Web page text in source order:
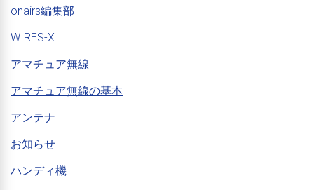
onairs編集部
WIRES-X
アマチュア無線
アマチュア無線の基本
アンテナ
お知らせ
ハンディ機